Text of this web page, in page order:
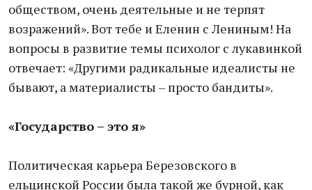
обществом, очень деятельные и не терпят
возражений». Вот тебе и Еленин с Лениным! На
вопросы в развитие темы психолог с лукавинкой
отвечает: «Другими радикальные идеалисты не
бывают, а материалисты – просто бандиты».
«Государство – это я»
Политическая карьера Березовского в
ельцинской России была такой же бурной, как